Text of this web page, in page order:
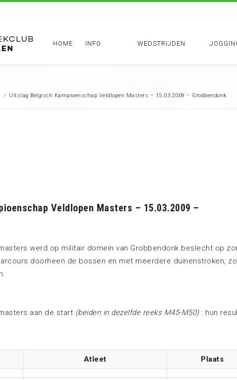
HOME INFO WEDSTRIJDEN
› Uitslag Belgisch Kampioenschap Veldlopen Masters – 15.03.2009 – Grobbendonk
Veldlopen Masters – 15.03.2009 –
werd op militair domein van Grobbendonk beslecht op
doorheen de bossen en met meerdere duinenstroken,
aan de start (beiden in dezelfde reeks M45-M50): hun
Atleet Plaats